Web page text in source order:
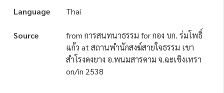
Language Thai
Source
from การสนทนาธรรม for กอง บก. ร่มโพธิ์
แก้ว at สถานพำนักสงฆ์สายใจธรรม เขา
สำโรงดงยาง อ.พนมสารคาม จ.ฉะเชิงเทรา
on/in 2538